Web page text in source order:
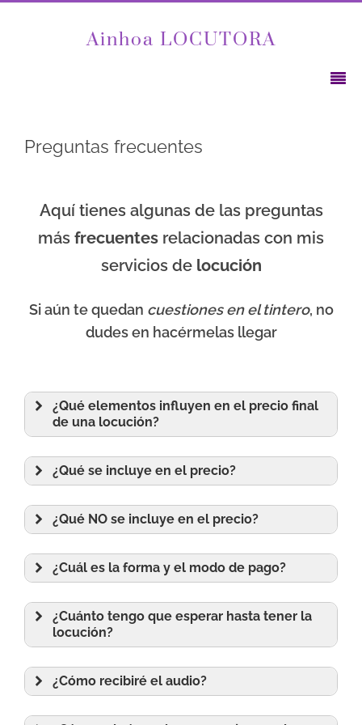
Ainhoa LOCUTORA
Preguntas frecuentes
Aquí tienes algunas de las preguntas
más frecuentes relacionadas con mis
servicios de locución
Si aún te quedan cuestiones en el tintero, no
dudes en hacérmelas llegar
¿Qué elementos influyen en el precio final
de una locución?
¿Qué se incluye en el precio?
¿Qué NO se incluye en el precio?
¿Cuál es la forma y el modo de pago?
¿Cuánto tengo que esperar hasta tener la
locución?
¿Cómo recibiré el audio?